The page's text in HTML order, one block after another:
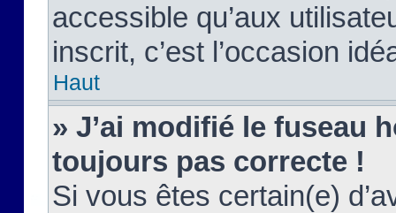
accessible qu’aux
inscrit, c’est l’occasion
Haut
» J’ai modifié le fuseau
toujours pas correcte !
Si vous êtes certain(e)